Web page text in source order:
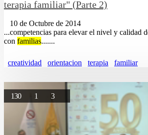
terapia familiar" (Parte 2)
10 de Octubre de 2014
...competencias para elevar el nivel y calidad
con familias.......
creatividad orientacion terapia familiar
130 1 3